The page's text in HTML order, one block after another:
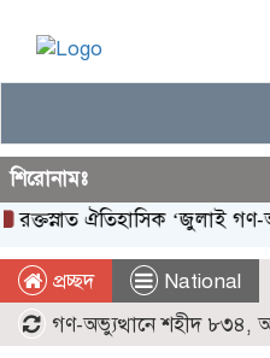
শিরোনামঃ
ঐতিহাসিক ‌‘জুলাই গণ-
প্রচ্ছদ
National
গণ-অভ্যুত্থানে শহীদ ৮৩৪,